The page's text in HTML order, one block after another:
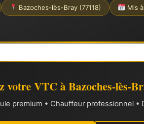
Bazoches-lès-Bray (77118) Mis
votre VTC à Bazoches-lès-
premium • Chauffeur professionnel •